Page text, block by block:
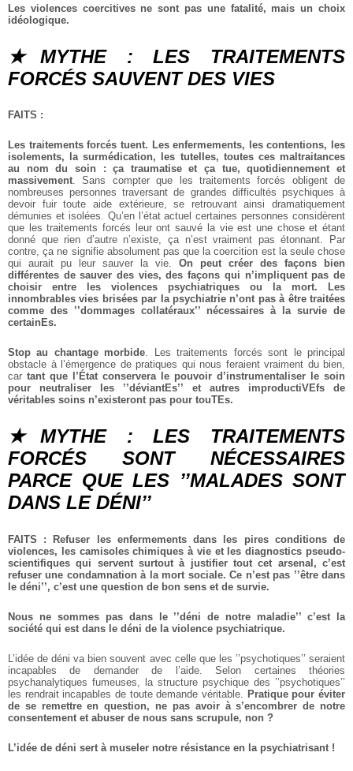
Les violences coercitives ne sont pas une fatalité, mais un choix
idéologique.
★MYTHE : LES TRAITEMENTS
FORCÉS SAUVENT DES VIES
FAITS :
Les traitements forcés tuent. Les enfermements, les contentions, les
isolements, la surmédication, les tutelles, toutes ces maltraitances
au nom du soin : ça traumatise et ça tue, quotidiennement et
massivement. Sans compter que les traitements forcés obligent de
nombreuses personnes traversant de grandes difficultés psychiques à
devoir fuir toute aide extérieure, se retrouvant ainsi dramatiquement
démunies et isolées. Qu’en l’état actuel certaines personnes considèrent
que les traitements forcés leur ont sauvé la vie est une chose et étant
donné que rien d’autre n’existe, ça n’est vraiment pas étonnant. Par
contre, ça ne signifie absolument pas que la coercition est la seule chose
qui aurait pu leur sauver la vie. On peut créer des façons bien
différentes de sauver des vies, des façons qui n’impliquent pas de
choisir entre les violences psychiatriques ou la mort. Les
innombrables vies brisées par la psychiatrie n’ont pas à être traitées
comme des ’’dommages collatéraux’’ nécessaires à la survie de
certainEs.
Stop au chantage morbide. Les traitements forcés sont le principal
obstacle à l’émergence de pratiques qui nous feraient vraiment du bien,
car tant que l’État conservera le pouvoir d’instrumentaliser le soin
pour neutraliser les ’’déviantEs’’ et autres improductiVEfs de
véritables soins n’existeront pas pour touTEs.
★MYTHE : LES TRAITEMENTS
FORCÉS SONT NÉCESSAIRES
PARCE QUE LES ’’MALADES SONT
DANS LE DÉNI’’
FAITS : Refuser les enfermements dans les pires conditions de
violences, les camisoles chimiques à vie et les diagnostics pseudo-
scientifiques qui servent surtout à justifier tout cet arsenal, c’est
refuser une condamnation à la mort sociale. Ce n’est pas ’’être dans
le déni’’, c’est une question de bon sens et de survie.
Nous ne sommes pas dans le ’’déni de notre maladie’’ c’est la
société qui est dans le déni de la violence psychiatrique.
L’idée de déni va bien souvent avec celle que les ’’psychotiques’’ seraient
incapables de demander de l’aide. Selon certaines théories
psychanalytiques fumeuses, la structure psychique des ’’psychotiques’’
les rendrait incapables de toute demande véritable. Pratique pour éviter
de se remettre en question, ne pas avoir à s’encombrer de notre
consentement et abuser de nous sans scrupule, non ?
L’idée de déni sert à museler notre résistance en la psychiatrisant !